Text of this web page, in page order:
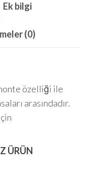
Ek bilgi
(0)
özelliği ile
arasındadır.
ÜRÜN